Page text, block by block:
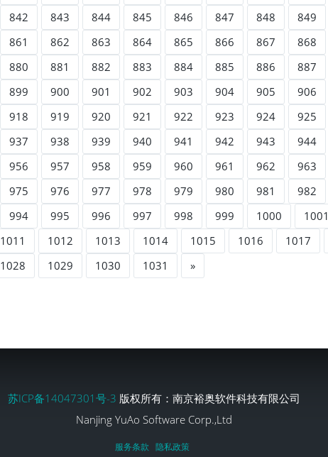
842 843 844 845 846 847 848 849
861 862 863 864 865 866 867 868
880 881 882 883 884 885 886 887
899 900 901 902 903 904 905 906
918 919 920 921 922 923 924 925
937 938 939 940 941 942 943 944
956 957 958 959 960 961 962 963
975 976 977 978 979 980 981 982
994 995 996 997 998 999 1000 1001
1011 1012 1013 1014 1015 1016 1017
1028 1029 1030 1031 »
苏ICP备14047301号-3 版权所有：南京裕奥软件科技有限公司
Nanjing YuAo Software Corp.,Ltd
服务条款 隐私政策